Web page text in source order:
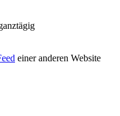
einer anderen Website